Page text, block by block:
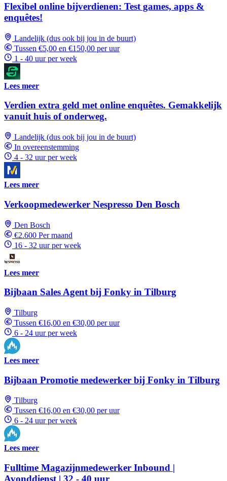
Flexibel online bijverdienen: Test games, apps &
enquêtes!
Landelijk (dus ook bij jou in de buurt)
Tussen €5,00 en €150,00 per uur
1 - 40 uur per week
Lees meer
Verdien extra geld met online enquêtes. Gemakkelijk
vanuit huis of onderweg.
Landelijk (dus ook bij jou in de buurt)
In overeenstemming
4 - 32 uur per week
Lees meer
Verkoopmedewerker Nespresso Den Bosch
Den Bosch
€2.600 Per maand
16 - 32 uur per week
Lees meer
Bijbaan Sales Agent bij Fonky in Tilburg
Tilburg
Tussen €16,00 en €30,00 per uur
6 - 24 uur per week
Lees meer
Bijbaan Promotie medewerker bij Fonky in Tilburg
Tilburg
Tussen €16,00 en €30,00 per uur
6 - 24 uur per week
Lees meer
Fulltime Magazijnmedewerker Inbound |
Avonddienst | 32 - 40 uur